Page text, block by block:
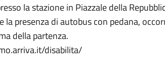
la stazione in Piazzale della
presenza di autobus con pedana,
della partenza.
disabilita/